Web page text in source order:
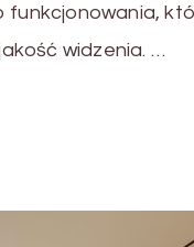
funkcjonowania,
widzenia. …